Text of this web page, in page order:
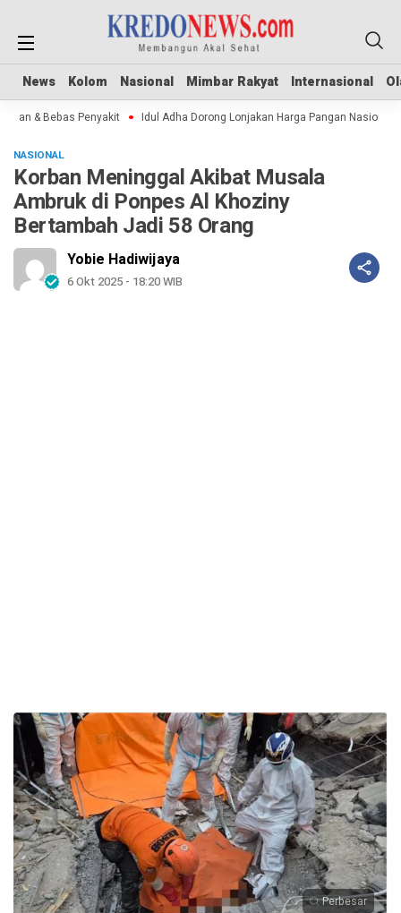
News Kolom Nasional Mimbar Rakyat Internasional
News Kolom Nasional Mimbar Rakyat Internasional
& Bebas Penyakit Idul Adha Dorong Lonjakan Harga Pangan Nasional
NASIONAL
Korban Meninggal Akibat Musala
Ambruk di Ponpes Al Khoziny
Bertambah Jadi 58 Orang
Yobie Hadiwijaya
6 Okt 2025 - 18:20 WIB
Perbesar